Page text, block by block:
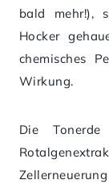
bald mehr!),
Hocker
chemisches
Wirkung.
Die